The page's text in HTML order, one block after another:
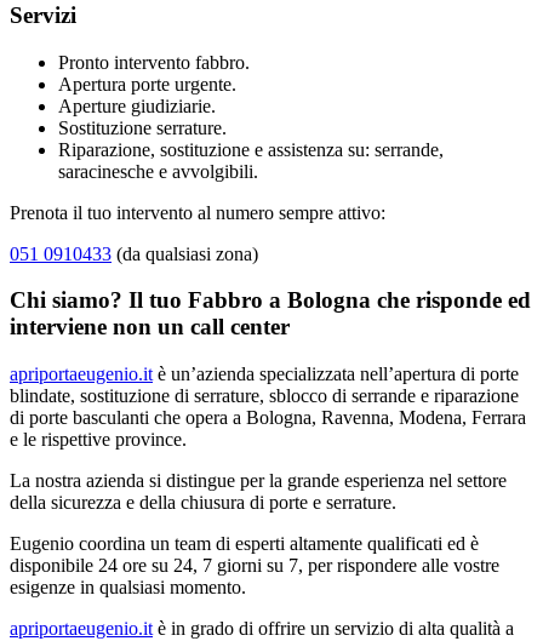
Servizi
Pronto intervento fabbro.
Apertura porte urgente.
Aperture giudiziarie.
Sostituzione serrature.
Riparazione, sostituzione e assistenza su: serrande,
saracinesche e avvolgibili.
Prenota il tuo intervento al numero sempre attivo:
051 0910433 (da qualsiasi zona)
Chi siamo? Il tuo Fabbro a Bologna che risponde ed
interviene non un call center
apriportaeugenio.it è un’azienda specializzata nell’apertura di porte
blindate, sostituzione di serrature, sblocco di serrande e riparazione
di porte basculanti che opera a Bologna, Ravenna, Modena, Ferrara
e le rispettive province.
La nostra azienda si distingue per la grande esperienza nel settore
della sicurezza e della chiusura di porte e serrature.
Eugenio coordina un team di esperti altamente qualificati ed è
disponibile 24 ore su 24, 7 giorni su 7, per rispondere alle vostre
esigenze in qualsiasi momento.
apriportaeugenio.it è in grado di offrire un servizio di alta qualità a